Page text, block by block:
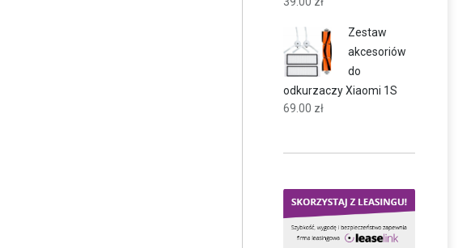
Zestaw
akcesoriów
do
odkurzaczy Xiaomi 1S
69.00 zł